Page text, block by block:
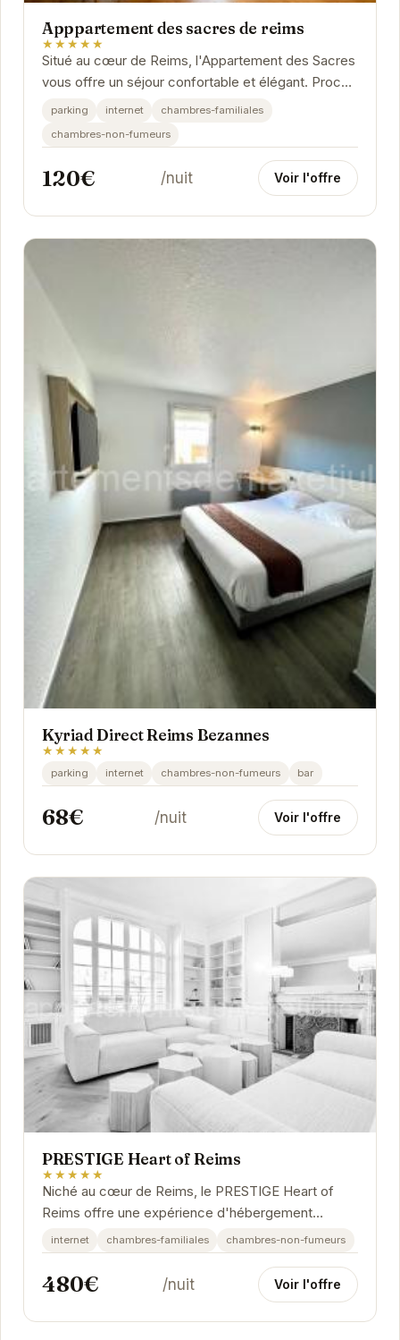
Apppartement des sacres de reims
★★★★★
Situé au cœur de Reims, l'Appartement des Sacres
vous offre un séjour confortable et élégant. Proche
des attractions principales, il est le...
parking internet
chambres-familiales
chambres-non-fumeurs
120€ /nuit Voir l'offre
Kyriad Direct Reims Bezannes
★★★★★
parking internet chambres-non-fumeurs bar
68€ /nuit Voir l'offre
PRESTIGE Heart of Reims
★★★★★
Niché au cœur de Reims, le PRESTIGE Heart of
Reims offre une expérience d'hébergement
exceptionnelle. Ses chambres élégantes et
confortables...
internet chambres-familiales chambres-non-fumeurs
480€ /nuit Voir l'offre